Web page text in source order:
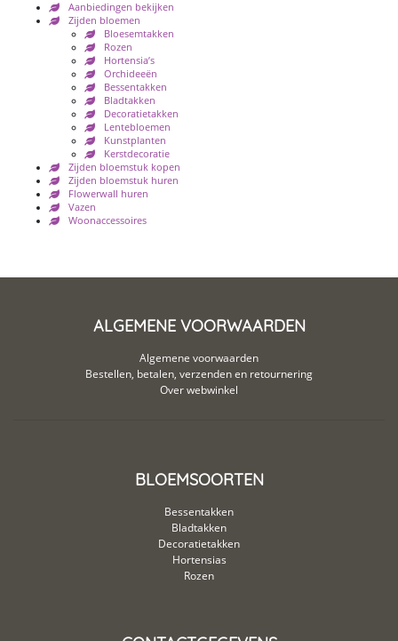
Aanbiedingen bekijken
Zijden bloemen
Bloesemtakken
Rozen
Hortensia’s
Orchideeën
Bessentakken
Bladtakken
Decoratietakken
Lentebloemen
Kunstplanten
Kerstdecoratie
Zijden bloemstuk kopen
Zijden bloemstuk huren
Flowerwall huren
Vazen
Woonaccessoires
ALGEMENE VOORWAARDEN
Algemene voorwaarden
Bestellen, betalen, verzenden en retournering
Over webwinkel
BLOEMSOORTEN
Bessentakken
Bladtakken
Decoratietakken
Hortensias
Rozen